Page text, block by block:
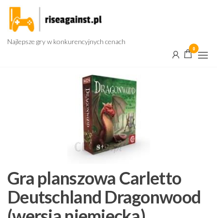
Przejdź
treści
Najlepsze gry w konkurencyjnych cenach
0
Gra planszowa Carletto
Deutschland Dragonwood